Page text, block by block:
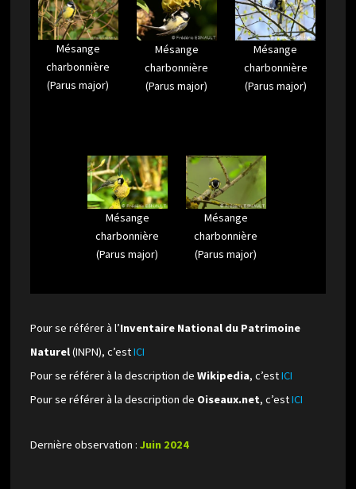
Mésange
charbonnière
(Parus major)
Mésange
charbonnière
(Parus major)
Mésange
charbonnière
(Parus major)
Mésange
charbonnière
(Parus major)
Mésange
charbonnière
(Parus major)
Pour se référer à l’Inventaire National du Patrimoine
Naturel(INPN), c’estICI
Pour se référer à la description de Wikipedia, c’estICI
Pour se référer à la description de Oiseaux.net, c’estICI
Dernière observation : Juin 2024